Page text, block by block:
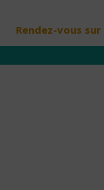
Rendez-vous